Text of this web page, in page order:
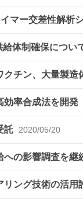
マー交差性解析
体制確保につ
クチン、大量製
効率合成法を開発
託 2020/05/20
への影響調査を継
リング技術の活